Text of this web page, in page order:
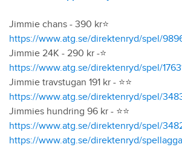
Jimmie chans - 390 kr⭐️
https://www.atg.se/direktenryd/spel/
Jimmie 24K - 290 kr -⭐️
https://www.atg.se/direktenryd/spel/
Jimmie travstugan 191 kr - ⭐️⭐️
https://www.atg.se/direktenryd/spel/
Jimmies hundring 96 kr - ⭐️⭐️
https://www.atg.se/direktenryd/spel/
https://www.atg.se/direktenryd/